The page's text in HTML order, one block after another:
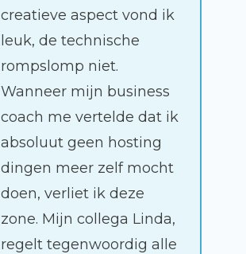
creatieve aspect vond ik
leuk, de technische
rompslomp niet.
Wanneer mijn business
coach me vertelde dat ik
absoluut geen hosting
dingen meer zelf mocht
doen, verliet ik deze
zone. Mijn collega Linda,
regelt tegenwoordig alle